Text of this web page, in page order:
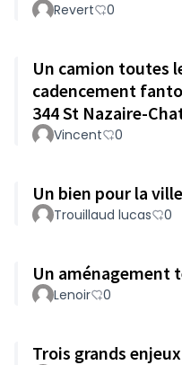
Revert 0
Un camion toutes
cadencement
344 St Nazaire-
Vincent 0
Un bien pour la
Trouillaud lucas 0
Un aménagement
Lenoir 0
Trois grands